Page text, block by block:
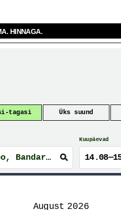
HINNAGA.
tagasi Üks suund
Kuupäevad
August